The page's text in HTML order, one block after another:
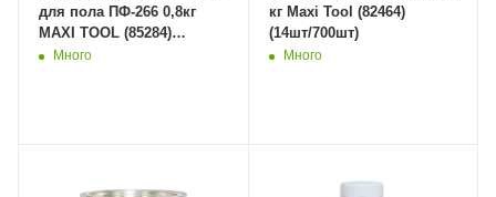
для пола ПФ-266 0,8кг
MAXI TOOL (85284)
(14шт/700шт)
Много
кг Maxi Tool (82464)
(14шт/700шт)
Много